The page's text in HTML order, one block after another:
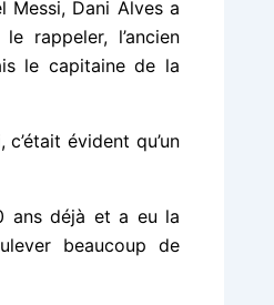
Messi, Dani Alves a
rappeler, l’ancien
le capitaine de la
évident qu’un
ans déjà et a eu la
beaucoup de